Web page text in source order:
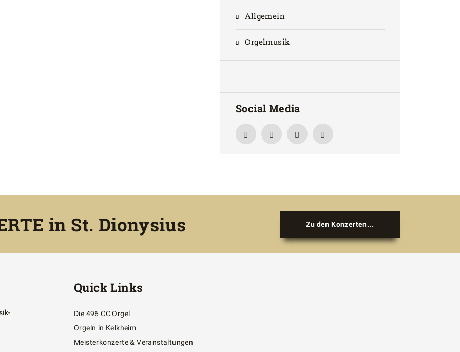
Allgemein
Orgelmusik
Social Media
in St. Dionysius Zu den Konzerten...
Quick Links
Die 496 CC Orgel
Orgeln in Kelkheim
Meisterkonzerte & Veranstaltungen